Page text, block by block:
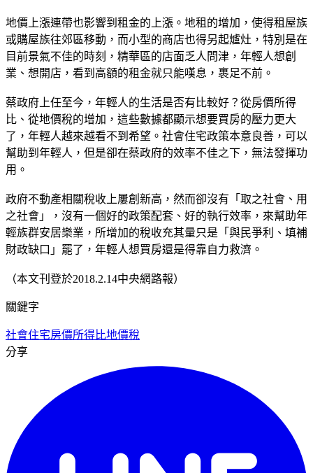
地價上漲連帶也影響到租金的上漲。地租的增加，使得租屋族
或購屋族往郊區移動，而小型的商店也得另起爐灶，特別是在
目前景氣不佳的時刻，精華區的店面乏人問津，年輕人想創
業、想開店，看到高額的租金就只能嘆息，裹足不前。
蔡政府上任至今，年輕人的生活是否有比較好？從房價所得
比、從地價稅的增加，這些數據都顯示想要買房的壓力更大
了，年輕人越來越看不到希望。社會住宅政策本意良善，可以
幫助到年輕人，但是卻在蔡政府的效率不佳之下，無法發揮功
用。
政府不動產相關稅收上屢創新高，然而卻沒有「取之社會、用
之社會」，沒有一個好的政策配套、好的執行效率，來幫助年
輕族群安居樂業，所增加的稅收充其量只是「與民爭利、填補
財政缺口」罷了，年輕人想買房還是得靠自力救濟。
（本文刊登於2018.2.14中央網路報）
關鍵字
社會住宅房價所得比地價稅
分享